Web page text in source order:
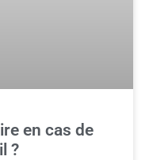
en cas de
?